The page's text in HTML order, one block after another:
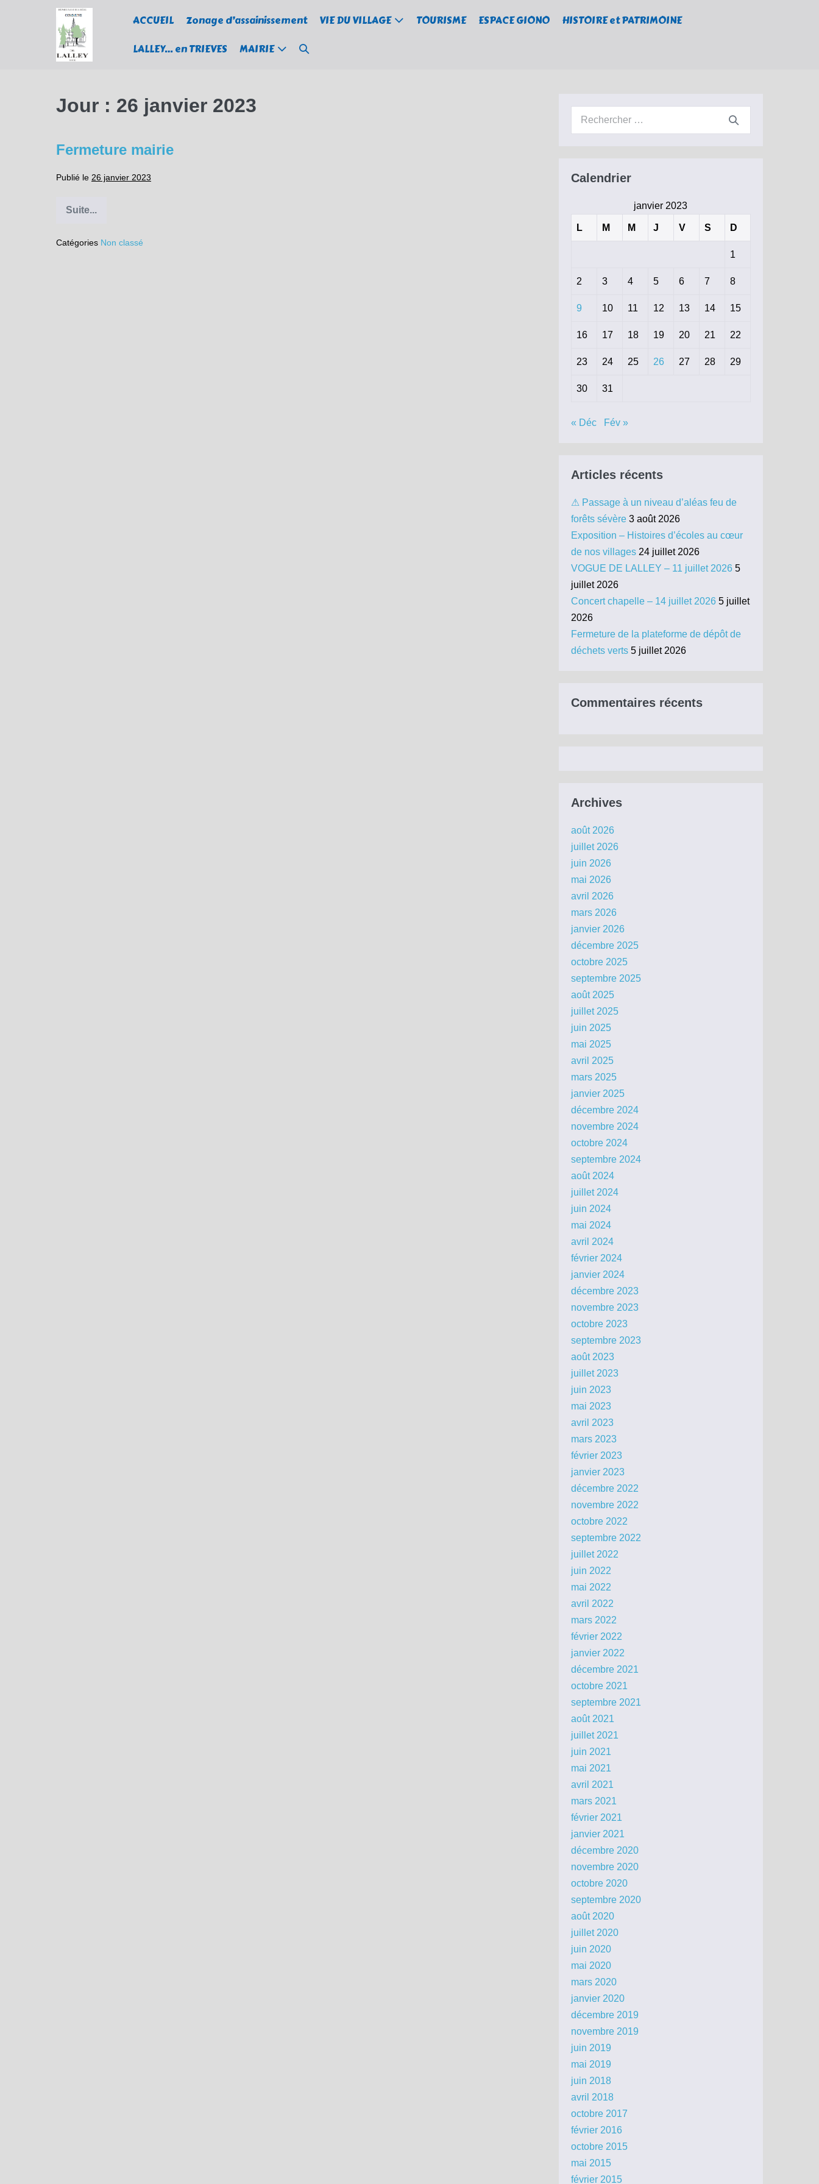
ACCUEIL Zonage d’assainissement VIE DU VILLAGE TOURISME ESPACE GIONO
HISTOIRE et PATRIMOINE
LALLEY… en TRIEVES
MAIRIE
Basculer
Jour : 26 janvier 2023
Fermeture mairie
Publié le 26 janvier 2023
Suite...Fermeture
Catégories Non classé
Recherche
Calendrier
janvier 2023
L M M J V S D
1
2 3 4 5 6 7 8
9 10 11 12 13 14 15
16 17 18 19 20 21 22
23 24 25 26 27 28 29
30 31
« Déc Fév »
Articles récents
⚠ Passage à un niveau d’aléas feu de
forêts sévère 3 août 2026
Exposition – Histoires d’écoles au cœur
de nos villages 24 juillet 2026
VOGUE DE LALLEY – 11 juillet 2026 5
juillet 2026
Concert chapelle – 14 juillet 2026 5 juillet
2026
Fermeture de la plateforme de dépôt de
déchets verts 5 juillet 2026
Commentaires récents
Archives
août 2026
juillet 2026
juin 2026
mai 2026
avril 2026
mars 2026
janvier 2026
décembre 2025
octobre 2025
septembre 2025
août 2025
juillet 2025
juin 2025
mai 2025
avril 2025
mars 2025
janvier 2025
décembre 2024
novembre 2024
octobre 2024
septembre 2024
août 2024
juillet 2024
juin 2024
mai 2024
avril 2024
février 2024
janvier 2024
décembre 2023
novembre 2023
octobre 2023
septembre 2023
août 2023
juillet 2023
juin 2023
mai 2023
avril 2023
mars 2023
février 2023
janvier 2023
décembre 2022
novembre 2022
octobre 2022
septembre 2022
juillet 2022
juin 2022
mai 2022
avril 2022
mars 2022
février 2022
janvier 2022
décembre 2021
octobre 2021
septembre 2021
août 2021
juillet 2021
juin 2021
mai 2021
avril 2021
mars 2021
février 2021
janvier 2021
décembre 2020
novembre 2020
octobre 2020
septembre 2020
août 2020
juillet 2020
juin 2020
mai 2020
mars 2020
janvier 2020
décembre 2019
novembre 2019
juin 2019
mai 2019
juin 2018
avril 2018
octobre 2017
février 2016
octobre 2015
mai 2015
février 2015